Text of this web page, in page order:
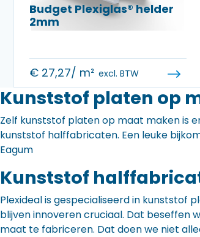
Budget Plexiglas® helder
2mm
€27,27/ m² excl. BTW
Kunststof platen op
Zelf kunststof platen op maat maken is
kunststof halffabricaten. Een leuke
Eagum
Kunststof
Plexideal is gespecialiseerd in
blijven innoveren cruciaal. Dat beseffen
maat te fabriceren. Dat doen we niet